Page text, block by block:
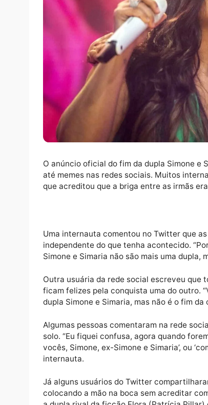
O anúncio oficial do fim da dupla
que acreditou que a briga entre as
Uma internauta comentou no Twitter
independente do que tenha
Outra usuária da rede social escreveu
ficam felizes pela conquista uma do
Algumas pessoas comentaram na